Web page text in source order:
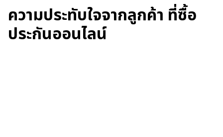
ความประทับใจจากลูกค้า ที่ซื้อ
ประกันออนไลน์